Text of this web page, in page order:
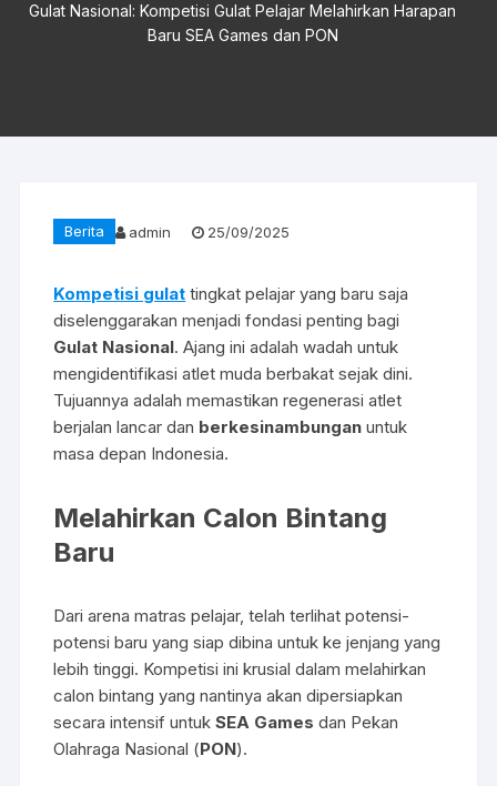
Gulat Nasional: Kompetisi Gulat Pelajar Melahirkan Harapan
Baru SEA Games dan PON
Berita admin 25/09/2025
Kompetisi gulat tingkat pelajar yang baru saja
diselenggarakan menjadi fondasi penting bagi
Gulat Nasional. Ajang ini adalah wadah untuk
mengidentifikasi atlet muda berbakat sejak dini.
Tujuannya adalah memastikan regenerasi atlet
berjalan lancar dan berkesinambungan untuk
masa depan Indonesia.
Melahirkan Calon Bintang
Baru
Dari arena matras pelajar, telah terlihat potensi-
potensi baru yang siap dibina untuk ke jenjang yang
lebih tinggi. Kompetisi ini krusial dalam melahirkan
calon bintang yang nantinya akan dipersiapkan
secara intensif untukSEA Games dan Pekan
Olahraga Nasional (PON).